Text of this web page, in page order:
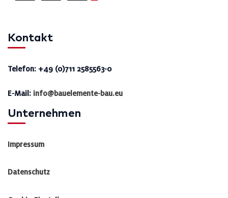
Kontakt
Telefon: +49 (0)711 2585563-0
E-Mail: info@bauelemente-bau.eu
Unternehmen
Impressum
Datenschutz